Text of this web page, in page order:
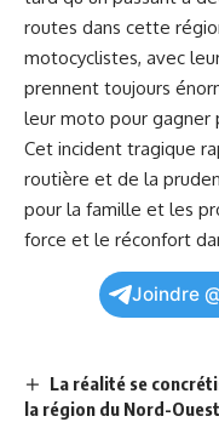
routes dans cette
motocyclistes, avec
prennent toujours
leur moto pour gagner
Cet incident tragique
routière et de la
pour la famille et les
force et le réconfort
Joindre
La réalité se
la région du Nord-Ouest